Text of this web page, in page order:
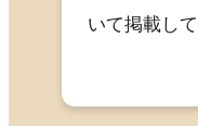
いて掲載して